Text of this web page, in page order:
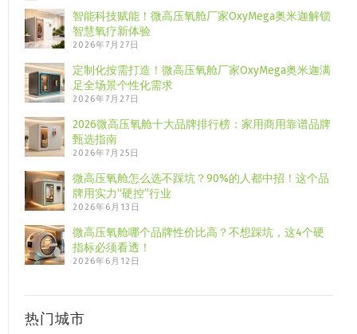
智能科技赋能！微高压氧舱厂家OxyMega奥米迦解锁
智慧氧疗新体验
2026年7月27日
定制化按需打造！微高压氧舱厂家OxyMega奥米迦满
足全场景个性化需求
2026年7月27日
2026微高压氧舱十大品牌排行榜：家用商用靠谱品牌
甄选指南
2026年7月25日
微高压氧舱怎么选不踩坑？90%的人都中招！这个品
牌用实力“硬控”行业
2026年6月13日
微高压氧舱哪个品牌性价比高？不想踩坑，这4个硬
指标必须看透！
2026年6月12日
热门城市